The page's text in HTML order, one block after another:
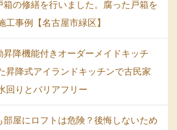
箱の修繕を行いました。腐った戸箱を
工事例【名古屋市緑区】
降機能付きオーダーメイドキッチ
昇降式アイランドキッチンで古民家
回りとバリアフリー
部屋にロフトは危険？後悔しないため